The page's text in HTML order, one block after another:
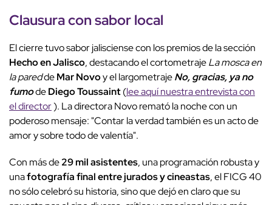
Clausura con sabor local
El cierre tuvo sabor jalisciense con los premios de la sección
Hecho en Jalisco, destacando el cortometrajeLa mosca en
la pareddeMar Novoy el largometrajeNo, gracias, ya no
fumodeDiego Toussaint(lee aquí nuestra entrevista con
el director). La directora Novo remató la noche con un
poderoso mensaje: "Contar la verdad también es un acto de
amor y sobre todo de valentía".
Con más de29 mil asistentes, una programación robusta y
unafotografía final entre jurados y cineastas, el FICG 40
no sólo celebró su historia, sino que dejó en claro que su